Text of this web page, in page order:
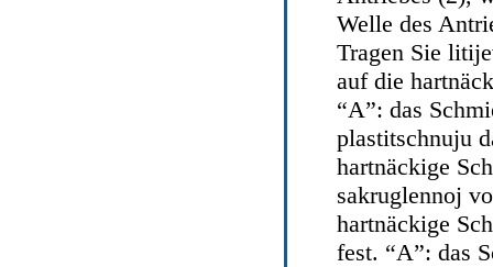
Welle des
Tragen Sie
auf die
“A”: das
plastitschnuju
hartnäckige
sakruglennoj
hartnäckige
fest. “A”: das